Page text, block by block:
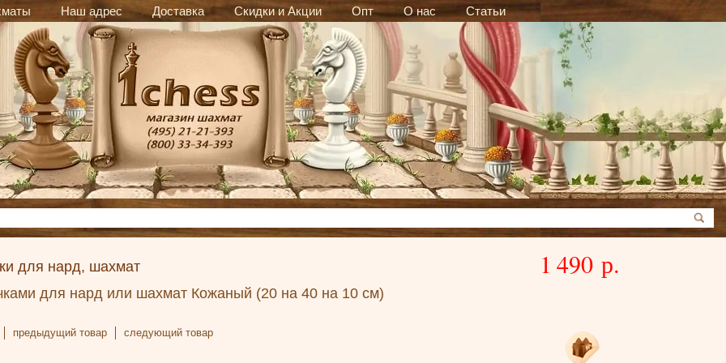
Наш адрес Доставка Скидки и Акции Опт О нас Статьи
для нард, шахмат
для нард или шахмат Кожаный (20 на 40 на 10 см)
предыдущий товар следующий товар
1 490 р.